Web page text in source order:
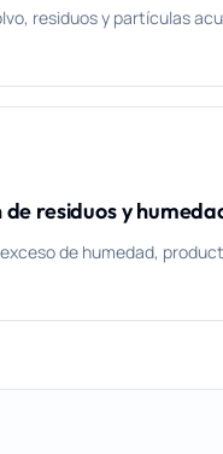
residuos y partículas
residuos y
de humedad,